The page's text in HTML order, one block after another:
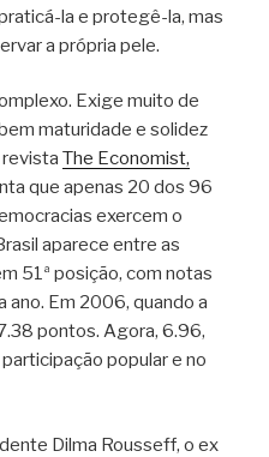
la e protegê-la, mas
a própria pele.
Exige muito de
maturidade e solidez
The Economist,
que apenas 20 dos 96
exercem o
aparece entre as
51ª posição, com notas
ano. Em 2006, quando a
pontos. Agora, 6.96,
popular e no
Dilma Rousseff, o ex